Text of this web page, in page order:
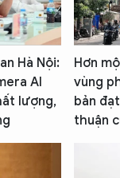
Hà Nội:
AI
lượng,
Hơn
vùng
bản
thuận